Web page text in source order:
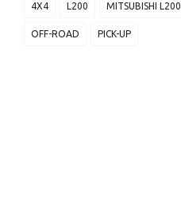
4X4 L200 MITSUBISHI L200
OFF-ROAD PICK-UP